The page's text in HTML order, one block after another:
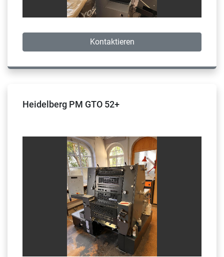
Kontaktieren
Heidelberg PM GTO 52+